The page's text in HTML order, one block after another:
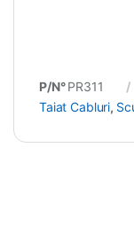
P/N°PR311
Taiat Cabluri,